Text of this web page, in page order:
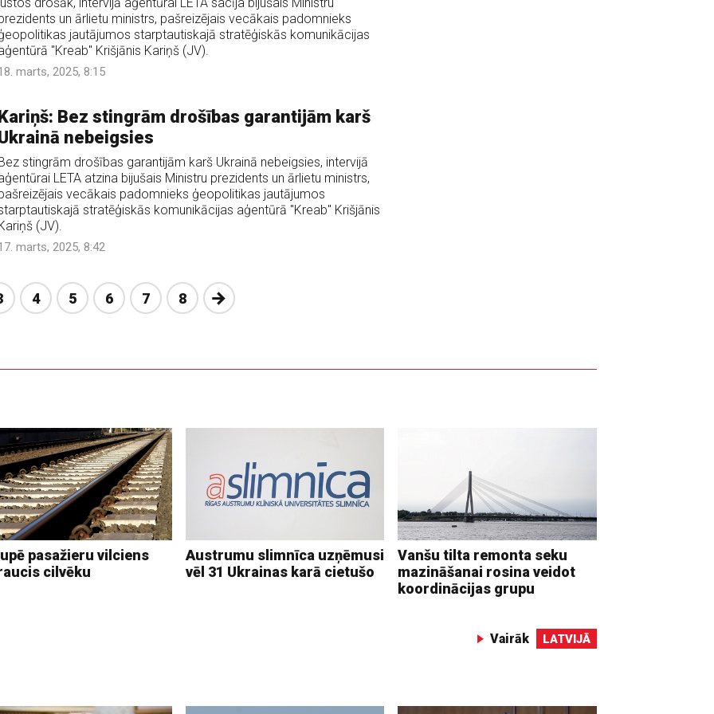
drošāk, intervijā aģentūrai LETA sacīja bijušais Ministru
un ārlietu ministrs, pašreizējais vecākais padomnieks
jautājumos starptautiskajā stratēģiskās komunikācijas
"Kreab" Krišjānis Kariņš (JV).
marts, 2025, 8:15
Bez stingrām drošības garantijām karš
nebeigsies
stingrām drošības garantijām karš Ukrainā nebeigsies, intervijā
LETA atzina bijušais Ministru prezidents un ārlietu ministrs,
vecākais padomnieks ģeopolitikas jautājumos
stratēģiskās komunikācijas aģentūrā "Kreab" Krišjānis
(JV).
marts, 2025, 8:42
4 5 6 7 8 Nākošā
pasažieru vilciens
cilvēku
Austrumu slimnīca uzņēmusi
vēl 31 Ukrainas karā cietušo
Vanšu tilta remonta seku
mazināšanai rosina veidot
koordinācijas grupu
Vairāk LATVIJĀ